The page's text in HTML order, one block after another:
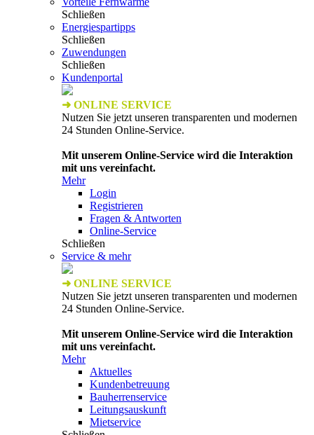
Schließen
Energiespartipps
Schließen
Zuwendungen
Schließen
Kundenportal
➜ ONLINE SERVICE
Nutzen Sie jetzt unseren transparenten und modernen
24 Stunden Online-Service.
Mit unserem Online-Service wird die Interaktion
mit uns vereinfacht.
Mehr
Login
Registrieren
Fragen & Antworten
Online-Service
Schließen
Service & mehr
➜ ONLINE SERVICE
Nutzen Sie jetzt unseren transparenten und modernen
24 Stunden Online-Service.
Mit unserem Online-Service wird die Interaktion
mit uns vereinfacht.
Mehr
Aktuelles
Kundenbetreuung
Bauherrenservice
Leitungsauskunft
Mietservice